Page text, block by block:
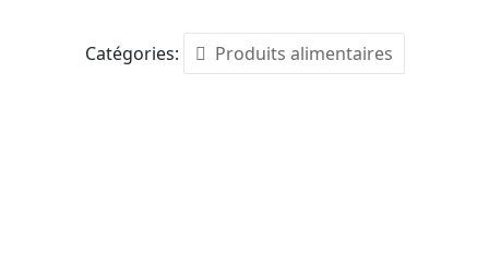
Catégories: Produits alimentaires